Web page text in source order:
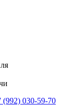
(992) 030-59-70